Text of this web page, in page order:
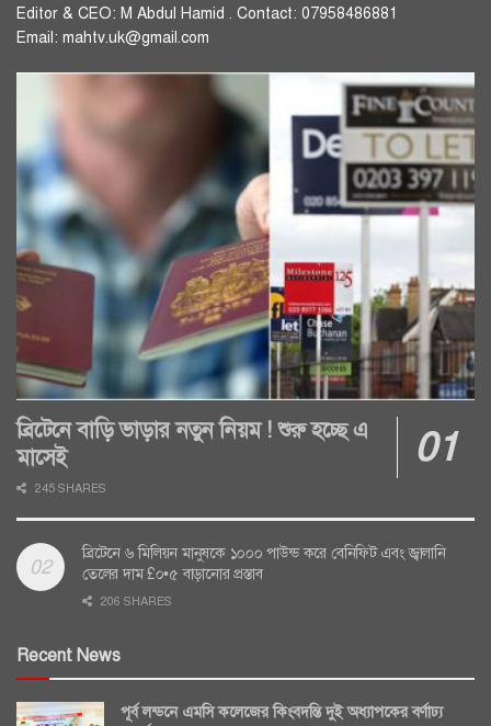
Editor & CEO: M Abdul Hamid . Contact: 07958486881
Email: mahtv.uk@gmail.com
ব্রিটেনে বাড়ি ভাড়ার নতুন নিয়ম ! শুরু হচ্ছে এ
মাসেই
245 SHARES
ব্রিটেনে ৬ মিলিয়ন মানুষকে ১০০০ পাউন্ড করে বেনিফিট এবং জ্বালানি
তেলের দাম £০•৫ বাড়ানোর প্রস্তাব
206 SHARES
Recent News
পূর্ব লন্ডনে এমসি কলেজের কিংবদন্তি দুই অধ্যাপকের বর্ণাঢ্য